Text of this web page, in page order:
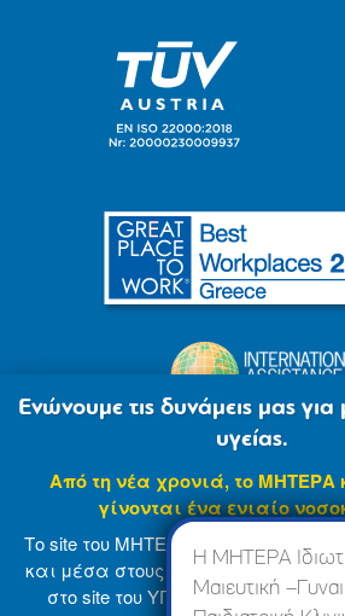
Η ΜΗΤΕΡΑ
Μαιευτική
Ενώνουμε τις δυνάμεις μας
υγείας.
Από τη νέα χρονιά, το ΜΗΤΕΡΑ
γίνονται ένα ενιαίο
Το site του ΜΗΤΕΡΑ βρίσκεται σε
και μέσα στους επόμενους μήνες
στο site του ΥΓΕΙΑ (www.hygeia.gr),